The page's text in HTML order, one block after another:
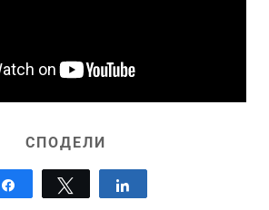
СПОДЕЛИ
Tweet